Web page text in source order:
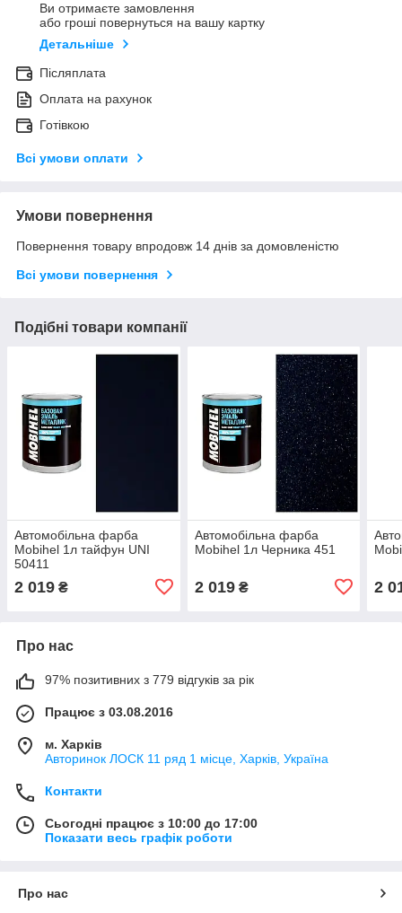
Ви отримаєте замовлення
або гроші повернуться на вашу картку
Детальніше
Післяплата
Оплата на рахунок
Готівкою
Всі умови оплати
Умови повернення
Повернення товару впродовж 14 днів за домовленістю
Всі умови повернення
Подібні товари компанії
Автомобільна фарба
Mobihel 1л тайфун UNI
50411
2 019 ₴
Автомобільна фарба
Mobihel 1л Черника 451
2 019₴ 2
Про нас
97% позитивних з 779 відгуків за рік
Працює з 03.08.2016
м. Харків
Авторинок ЛОСК 11 ряд 1 місце, Харків, Україна
Контакти
Сьогодні працює з 10:00 до 17:00
Показати весь графік роботи
Про нас